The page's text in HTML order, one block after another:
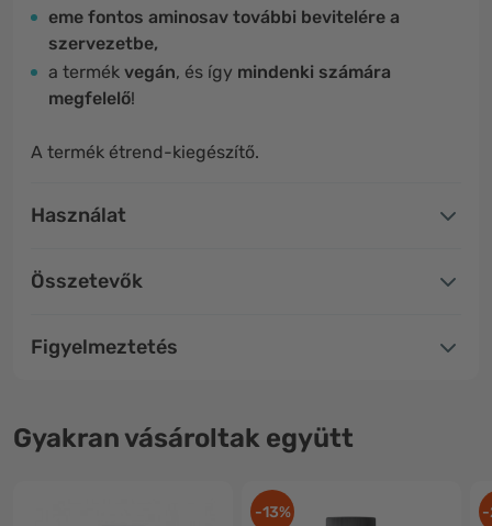
eme fontos aminosav további bevitelére a
szervezetbe,
a termék vegán, és így mindenki számára
megfelelő!
A termék étrend-kiegészítő.
Használat
Összetevők
Figyelmeztetés
Gyakran vásároltak együtt
-13% -